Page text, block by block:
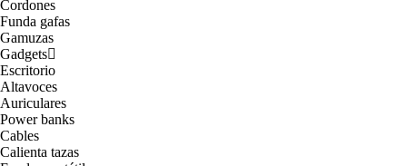
Cordones
Funda gafas
Gamuzas
Gadgets
Escritorio
Altavoces
Auriculares
Power banks
Cables
Calienta tazas